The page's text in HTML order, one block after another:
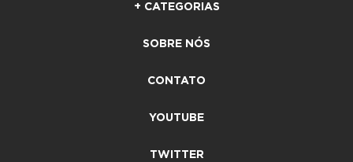
+ CATEGORIAS
SOBRE NÓS
CONTATO
YOUTUBE
TWITTER